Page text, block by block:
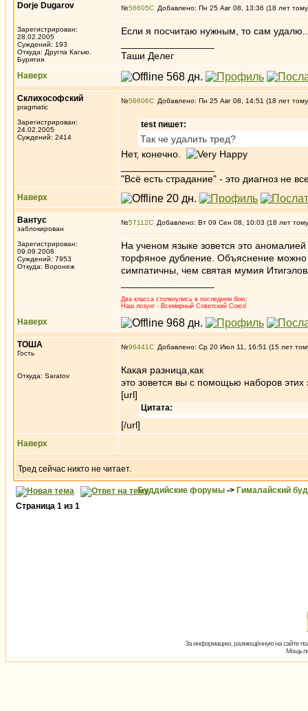
Dorje Dugarov
Зарегистрирован:
28.02.2005
Суждений: 193
Откуда: Другпа Кагью.
Бурятия
№56605 Добавлено: Пн 25 Авг 08, 13:36 (18 лет
Если я посчитаю нужным, то сам
Таши Делег
Наверх
Склихософский
pragmatic
Зарегистрирован:
24.02.2005
Суждений: 2414
№56606 Добавлено: Пн 25 Авг 08, 14:51 (18 лет
test пишет:
Так че удалить тред?
Нет, конечно.
"Всё есть страдание" - это диагноз не
Наверх
Вантус
заблокирован
Зарегистрирован:
09.09.2008
Суждений: 7953
Откуда: Воронеж
№57112 Добавлено: Вт 09 Сен 08, 10:03 (18 лет
На ученом языке зовется это
торфяное дубление. Объяснение
симпатичны, чем святая мумия
Два класса столкнулись в последнем бою;
Наш лозунг - Всемирный Советский Союз!
Наверх
ТОША
Гость
Откуда: Saratov
№96441 Добавлено: Ср 20 Июл 11, 16:51 (15 лет
Какая разница,как
это зовется вы с помощью наборов
[url]
Цитата:
[/url]
Наверх
Тред сейчас никто не читает.
Буддийские форумы -> Гималайский
Страница 1 из 1
За информацию, размещённую на сайте
Мощь